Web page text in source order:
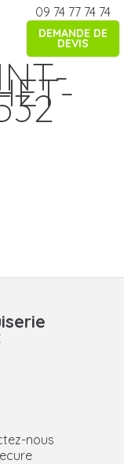
09 74 77 74 74
DEMANDE DE
DEVIS
nous